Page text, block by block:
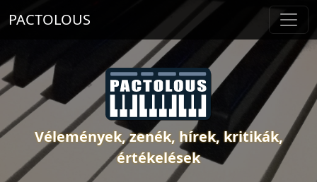
PACTOLOUS
Vélemények, zenék, hírek, kritikák,
értékelések